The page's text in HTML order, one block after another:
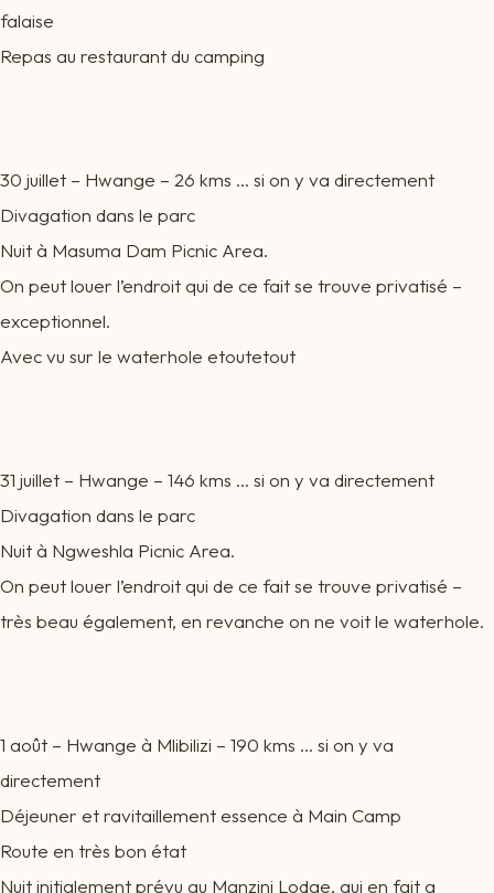
falaise
Repas au restaurant du camping
30 juillet – Hwange – 26 kms … si on y va directement
Divagation dans le parc
Nuit à Masuma Dam Picnic Area.
On peut louer l’endroit qui de ce fait se trouve privatisé –
exceptionnel.
Avec vu sur le waterhole etoutetout
31 juillet – Hwange – 146 kms … si on y va directement
Divagation dans le parc
Nuit à Ngweshla Picnic Area.
On peut louer l’endroit qui de ce fait se trouve privatisé –
très beau également, en revanche on ne voit le waterhole.
1 août – Hwange à Mlibilizi – 190 kms … si on y va
directement
Déjeuner et ravitaillement essence à Main Camp
Route en très bon état
Nuit initialement prévu au Manzini Lodge, qui en fait a